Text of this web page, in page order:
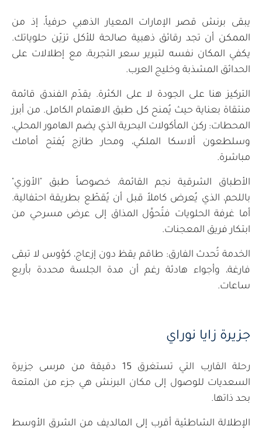
يبقى برنش قصر الإمارات المعيار الذهبي حرفياً، إذ من
الممكن أن تجد رقائق ذهبية صالحة للأكل تزيّن حلوياتك.
يكفي المكان نفسه لتبرير سعر التجربة، مع إطلالات على
الحدائق المشذبة وخليج العرب.
التركيز هنا على الجودة لا على الكثرة. يقدّم الفندق قائمة
منتقاة بعناية حيث يُمنح كل طبق الاهتمام الكامل. من أبرز
المحطات: ركن المأكولات البحرية الذي يضم الهامور المحلي،
وسلطعون ألاسكا الملكي، ومحار طازج يُفتح أمامك
مباشرة.
الأطباق الشرقية نجم القائمة، خصوصاً طبق "الأوزي"
باللحم، الذي يُعرض كاملاً قبل أن يُقطّع بطريقة احتفالية.
أما غرفة الحلويات فتُحوِّل المذاق إلى عرض مسرحي من
ابتكار فريق المعجنات.
الخدمة تُحدث الفارق: طاقم يقظ دون إزعاج، كؤوس لا تبقى
فارغة، وأجواء هادئة رغم أن مدة الجلسة محددة بأربع
ساعات.
جزيرة زايا نوراي
رحلة القارب التي تستغرق 15 دقيقة من مرسى جزيرة
السعديات للوصول إلى مكان البرنش هي جزء من المتعة
بحد ذاتها.
الإطلالة الشاطئية أقرب إلى المالديف من الشرق الأوسط